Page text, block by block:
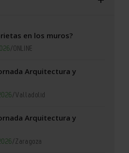
en los muros?
/ONLINE
Arquitectura y
/Valladolid
Arquitectura y
/Zaragoza